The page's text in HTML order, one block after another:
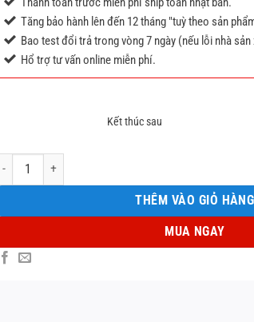
Tăng bảo hành lên đến 12 tháng "tuỳ theo sản
Bao test đổi trả trong vòng 7 ngày (nếu lỗi nhà sản
Hổ trợ tư vấn online miễn phí.
Kết thúc sau
MÀN HÌNH OLED 17 PRM số lượng
THÊM VÀO GIỎ HÀNG
MUA NGAY